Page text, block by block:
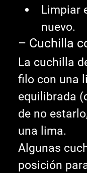
Limpiar
nuevo.
– Cuchilla
La cuchilla
filo con una
equilibrada
de no
una lima.
Algunas
posición